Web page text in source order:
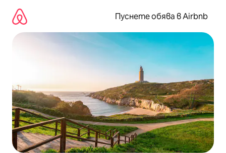
съдържанието
Пуснете обява в Airbnb